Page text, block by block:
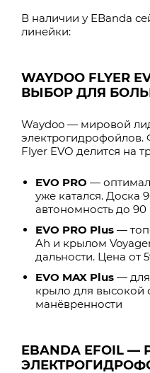
В наличии у EBanda
линейки:
WAYDOO FLYER
ВЫБОР ДЛЯ
Waydoo — мировой
электрогидрофойлов.
Flyer EVO делится на
EVO PRO —
уже катался. Доска
автономность до
EVO PRO Plus —
Ah и крылом
дальности. Цена от
EVO MAX Plus — для
крыло для высокой
манёвренности
EBANDA EFOIL